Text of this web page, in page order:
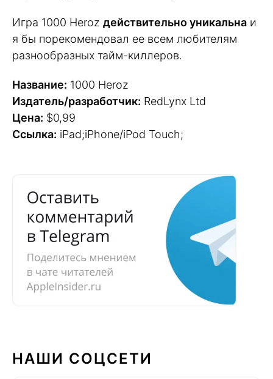
Игра 1000 Heroz действительно уникальна и
я бы порекомендовал ее всем любителям
разнообразных тайм-киллеров.
Название: 1000 Heroz
Издатель/разработчик: RedLynx Ltd
Цена: $0,99
Ссылка: iPad;iPhone/iPod Touch;
НАШИ СОЦСЕТИ